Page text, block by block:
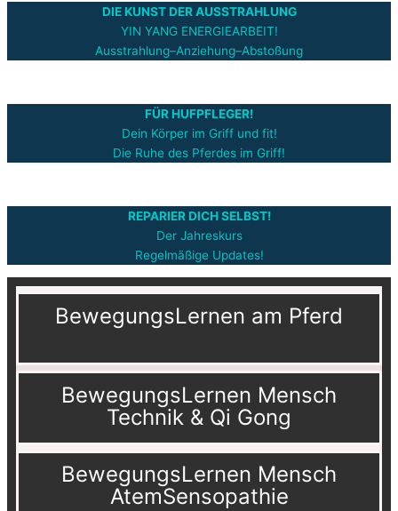
DIE KUNST DER AUSSTRAHLUNG
YIN YANG ENERGIEARBEIT!
Ausstrahlung–Anziehung–Abstoßung
FÜR HUFPFLEGER!
Dein Körper im Griff und fit!
Die Ruhe des Pferdes im Griff!
REPARIER DICH SELBST!
Der Jahreskurs
Regelmäßige Updates!
BewegungsLernen am Pferd
BewegungsLernen Mensch
Technik & Qi Gong
BewegungsLernen Mensch
AtemSensopathie